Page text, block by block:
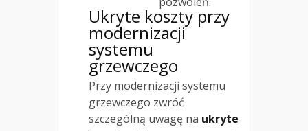
Ukryte koszty przy
modernizacji
systemu
grzewczego
Przy modernizacji systemu
grzewczego zwróć
szczególną uwagę na ukryte